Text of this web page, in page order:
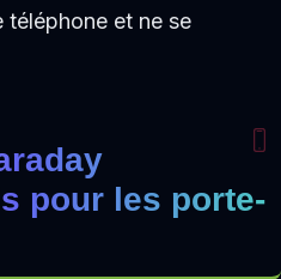
téléphone et ne se
pour les porte-